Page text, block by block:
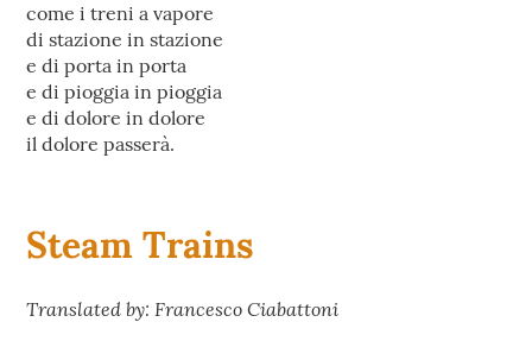
come i treni a vapore
di stazione in stazione
e di porta in porta
e di pioggia in pioggia
e di dolore in dolore
il dolore passerà.
Steam Trains
Translated by: Francesco Ciabattoni